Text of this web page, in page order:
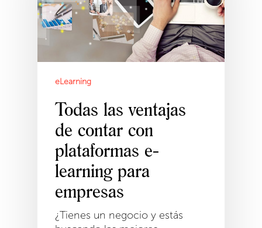
eLearning
Todas las ventajas
de contar con
plataformas e-
learning para
empresas
¿Tienes un negocio y estás